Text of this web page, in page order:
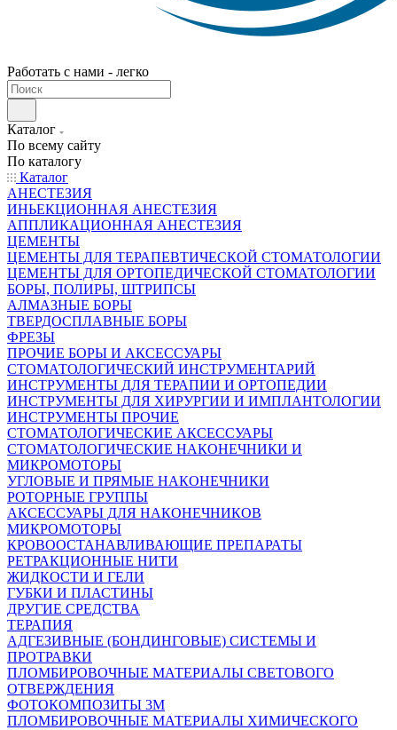
Работать с нами - легко
Каталог
По всему сайту
По каталогу
Каталог
АНЕСТЕЗИЯ
ИНЬЕКЦИОННАЯ АНЕСТЕЗИЯ
АППЛИКАЦИОННАЯ АНЕСТЕЗИЯ
ЦЕМЕНТЫ
ЦЕМЕНТЫ ДЛЯ ТЕРАПЕВТИЧЕСКОЙ СТОМАТОЛОГИИ
ЦЕМЕНТЫ ДЛЯ ОРТОПЕДИЧЕСКОЙ СТОМАТОЛОГИИ
БОРЫ, ПОЛИРЫ, ШТРИПСЫ
АЛМАЗНЫЕ БОРЫ
ТВЕРДОСПЛАВНЫЕ БОРЫ
ФРЕЗЫ
ПРОЧИЕ БОРЫ И АКСЕССУАРЫ
СТОМАТОЛОГИЧЕСКИЙ ИНСТРУМЕНТАРИЙ
ИНСТРУМЕНТЫ ДЛЯ ТЕРАПИИ И ОРТОПЕДИИ
ИНСТРУМЕНТЫ ДЛЯ ХИРУРГИИ И ИМПЛАНТОЛОГИИ
ИНСТРУМЕНТЫ ПРОЧИЕ
СТОМАТОЛОГИЧЕСКИЕ АКСЕССУАРЫ
СТОМАТОЛОГИЧЕСКИЕ НАКОНЕЧНИКИ И
МИКРОМОТОРЫ
УГЛОВЫЕ И ПРЯМЫЕ НАКОНЕЧНИКИ
РОТОРНЫЕ ГРУППЫ
АКСЕССУАРЫ ДЛЯ НАКОНЕЧНИКОВ
МИКРОМОТОРЫ
КРОВООСТАНАВЛИВАЮЩИЕ ПРЕПАРАТЫ
РЕТРАКЦИОННЫЕ НИТИ
ЖИДКОСТИ И ГЕЛИ
ГУБКИ И ПЛАСТИНЫ
ДРУГИЕ СРЕДСТВА
ТЕРАПИЯ
АДГЕЗИВНЫЕ (БОНДИНГОВЫЕ) СИСТЕМЫ И
ПРОТРАВКИ
ПЛОМБИРОВОЧНЫЕ МАТЕРИАЛЫ СВЕТОВОГО
ОТВЕРЖДЕНИЯ
ФОТОКОМПОЗИТЫ 3М
ПЛОМБИРОВОЧНЫЕ МАТЕРИАЛЫ ХИМИЧЕСКОГО